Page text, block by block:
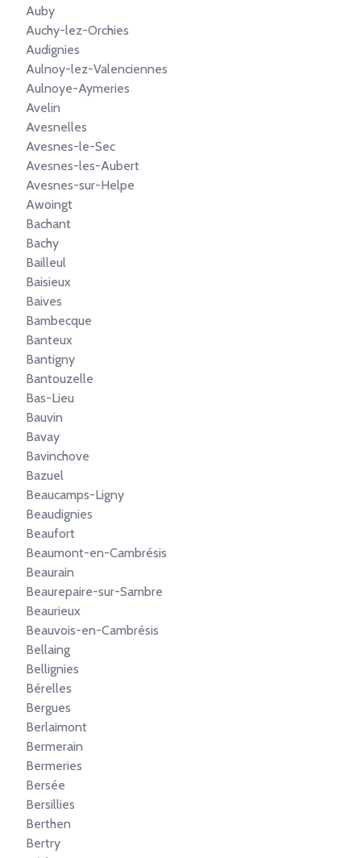
Auby
Auchy-lez-Orchies
Audignies
Aulnoy-lez-Valenciennes
Aulnoye-Aymeries
Avelin
Avesnelles
Avesnes-le-Sec
Avesnes-les-Aubert
Avesnes-sur-Helpe
Awoingt
Bachant
Bachy
Bailleul
Baisieux
Baives
Bambecque
Banteux
Bantigny
Bantouzelle
Bas-Lieu
Bauvin
Bavay
Bavinchove
Bazuel
Beaucamps-Ligny
Beaudignies
Beaufort
Beaumont-en-Cambrésis
Beaurain
Beaurepaire-sur-Sambre
Beaurieux
Beauvois-en-Cambrésis
Bellaing
Bellignies
Bérelles
Bergues
Berlaimont
Bermerain
Bermeries
Bersée
Bersillies
Berthen
Bertry